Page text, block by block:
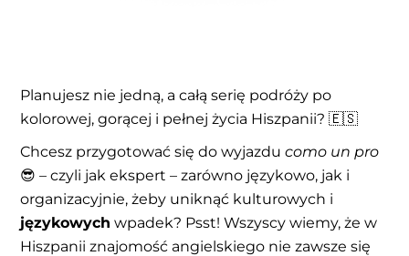
Planujesz nie jedną, a całą serię podróży po
kolorowej, gorącej i pełnej życia Hiszpanii? 🇪🇸
Chcesz przygotować się do wyjazdu como un pro
😎 – czyli jak ekspert – zarówno językowo, jak i
organizacyjnie, żeby uniknąć kulturowych i
językowych wpadek? Psst! Wszyscy wiemy, że w
Hiszpanii znajomość angielskiego nie zawsze się